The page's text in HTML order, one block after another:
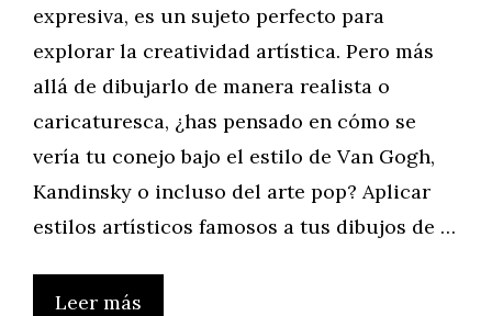
expresiva, es un sujeto perfecto para
explorar la creatividad artística. Pero más
allá de dibujarlo de manera realista o
caricaturesca, ¿has pensado en cómo se
vería tu conejo bajo el estilo de Van Gogh,
Kandinsky o incluso del arte pop? Aplicar
estilos artísticos famosos a tus dibujos de …
Leer más